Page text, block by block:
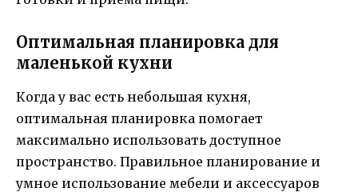
Оптимальная планировка для
маленькой кухни
Когда у вас есть небольшая кухня,
оптимальная планировка помогает
максимально использовать доступное
пространство. Правильное планирование и
умное использование мебели и аксессуаров